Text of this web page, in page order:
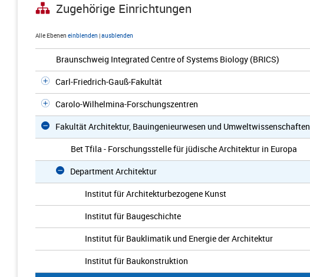
Zugehörige Einrichtungen
Alle Ebenen einblenden |ausblenden
Braunschweig Integrated Centre of Systems Biology (BRICS)
Carl-Friedrich-Gauß-Fakultät
Carolo-Wilhelmina-Forschungszentren
Fakultät Architektur, Bauingenieurwesen und Umweltwissenschaften
Bet Tfila - Forschungsstelle für jüdische Architektur in Europa
Department Architektur
Institut für Architekturbezogene Kunst
Institut für Baugeschichte
Institut für Bauklimatik und Energie der Architektur
Institut für Baukonstruktion